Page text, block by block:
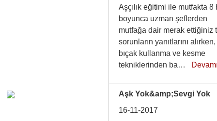
Aşçılık eğitimi ile mutfakta 8
boyunca uzman şeflerden
mutfağa dair merak ettiğiniz
sorunların yanıtlarını alırken,
bıçak kullanma ve kesme
tekniklerinden ba…
Aşk Yok&amp;Sevgi Yok
16-11-2017